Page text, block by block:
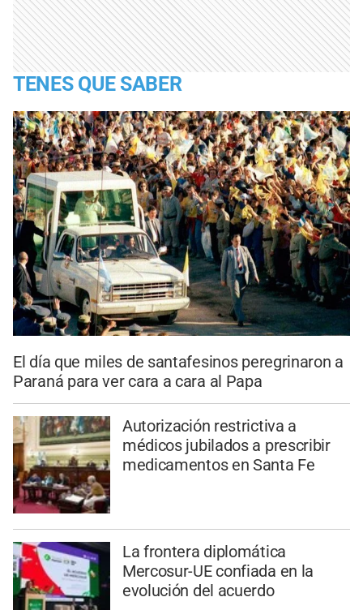
TENES QUE SABER
El día que miles de santafesinos peregrinaron a
Paraná para ver cara a cara al Papa
Autorización restrictiva a
médicos jubilados a prescribir
medicamentos en Santa Fe
La frontera diplomática
Mercosur-UE confiada en la
evolución del acuerdo